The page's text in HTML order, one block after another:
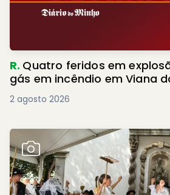
R. Quatro feridos em
gás em incêndio em Viana
2 agosto 2026